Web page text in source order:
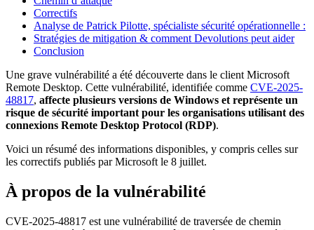
Correctifs
Analyse de Patrick Pilotte, spécialiste sécurité opérationnelle :
Stratégies de mitigation & comment Devolutions peut aider
Conclusion
Une grave vulnérabilité a été découverte dans le client Microsoft
Remote Desktop. Cette vulnérabilité, identifiée comme CVE-2025-
48817, affecte plusieurs versions de Windows et représente un
risque de sécurité important pour les organisations utilisant des
connexions Remote Desktop Protocol (RDP).
Voici un résumé des informations disponibles, y compris celles sur
les correctifs publiés par Microsoft le 8 juillet.
À propos de la vulnérabilité
CVE-2025-48817 est une vulnérabilité de traversée de chemin